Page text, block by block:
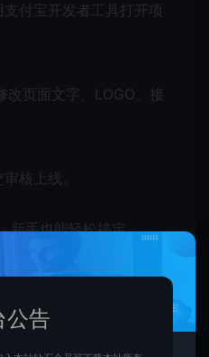
付宝开发者工具打开项
改页面文字、LOGO、接
核上线。
新手也能轻松搞定。
公告